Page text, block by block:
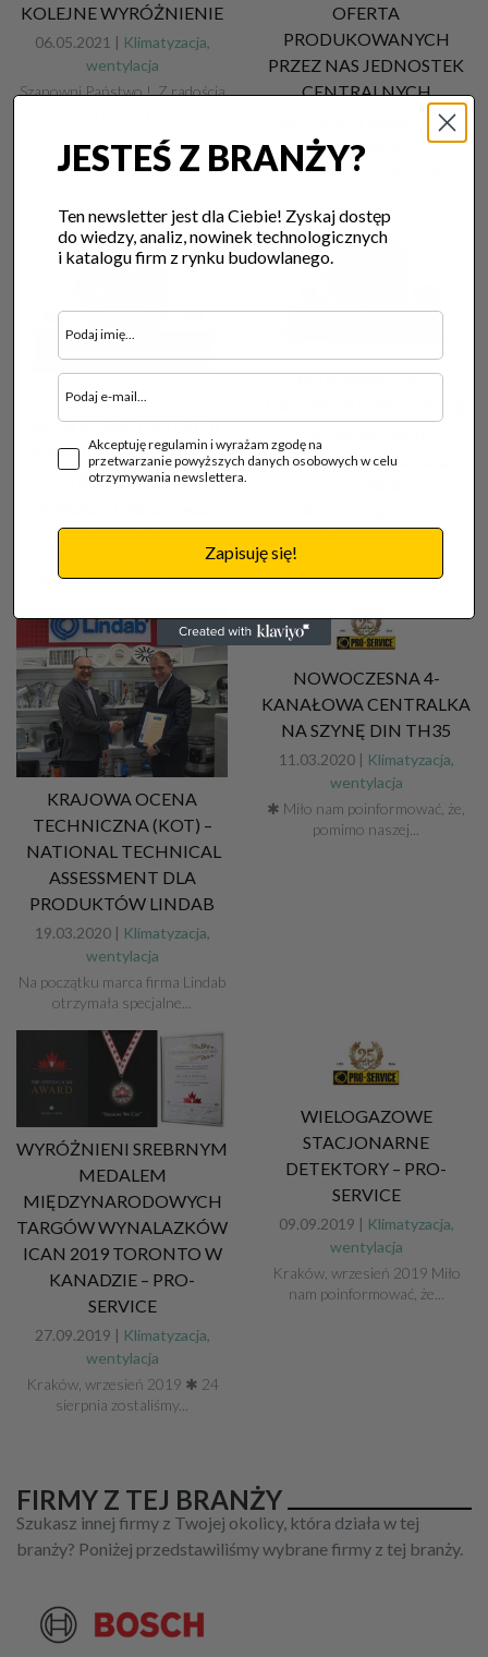
KOLEJNE WYRÓŻNIENIE
06.05.2021 | Klimatyzacja,
wentylacja
Szanowni Państwo ! Z radością
OFERTA
PRODUKOWANYCH
PRZEZ NAS JEDNOSTEK
CENTRALNYCH
Klimatyzacja,
wentylacja
W kolejnym liście informujemy o
URZĄDZENIA DETEKCJI
GAZÓW TOKSYCZNYCH I
WYBUCHOWYCH
wentylacja
Szanowni Państwo ! Zgodnie z
wcześniejszą deklaracją...
PO POWROCIE Z
01.09.2020 |Klimatyzacja,
międzynarodowych targach
KRAJOWA OCENA
TECHNICZNA (KOT) –
NATIONAL TECHNICAL
ASSESSMENT DLA
PRODUKTÓW LINDAB
19.03.2020 | Klimatyzacja,
wentylacja
Na początku marca firma Lindab
otrzymała specjalne...
NOWOCZESNA 4-
KANAŁOWA CENTRALKA
NA SZYNĘ DIN TH35
11.03.2020 | Klimatyzacja,
wentylacja
✱ Miło nam poinformować, że,
pomimo naszej...
WYRÓŻNIENI SREBRNYM
MEDALEM
MIĘDZYNARODOWYCH
TARGÓW WYNALAZKÓW
ICAN 2019 TORONTO W
KANADZIE – PRO-
SERVICE
27.09.2019 | Klimatyzacja,
wentylacja
Kraków, wrzesień 2019 ✱ 24
sierpnia zostaliśmy...
WIELOGAZOWE
STACJONARNE
DETEKTORY – PRO-
SERVICE
09.09.2019 | Klimatyzacja,
wentylacja
Kraków, wrzesień 2019 Miło
nam poinformować, że...
FIRMY Z TEJ BRANŻY
Szukasz innej firmy z Twojej okolicy, która działa w tej
branży? Poniżej przedstawiliśmy wybrane firmy z tej branży.
JESTEŚ Z BRANŻY?
Ten newsletter jest dla Ciebie! Zyskaj dostęp
do wiedzy, analiz, nowinek technologicznych
i katalogu firm z rynku budowlanego.
Akceptuję regulamin i wyrażam zgodę na
przetwarzanie powyższych danych osobowych w celu
otrzymywania newslettera.
Zapisuję się!